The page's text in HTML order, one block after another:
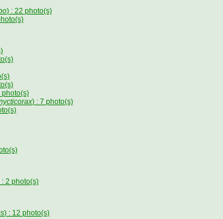
) : 22 photo(s)
photo(s)
) : 7 photo(s)
: 2 photo(s)
) : 12 photo(s)